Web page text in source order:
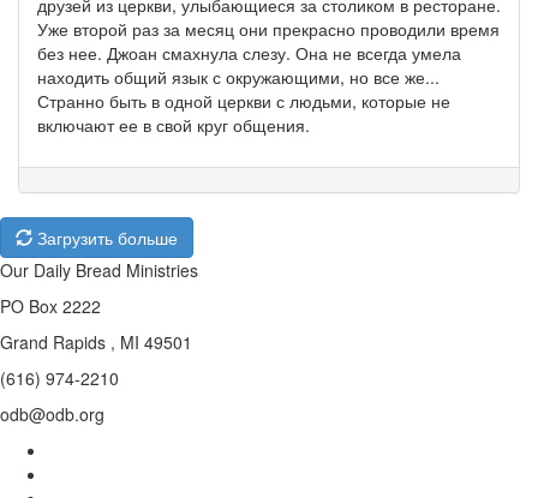
Уже второй раз за месяц они прекрасно проводили время
без нее. Джоан смахнула слезу. Она не всегда умела
находить общий язык с окружающими, но все же...
Странно быть в одной церкви с людьми, которые не
включают ее в свой круг общения.
Загрузить больше
Our Daily Bread Ministries
PO Box 2222
Grand Rapids , MI 49501
(616) 974-2210
odb@odb.org